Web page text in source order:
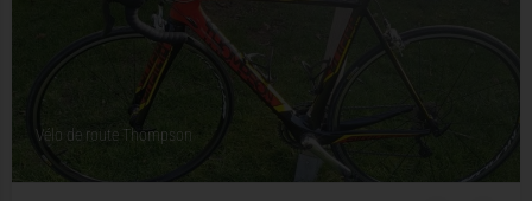
Vélo de route Thompson